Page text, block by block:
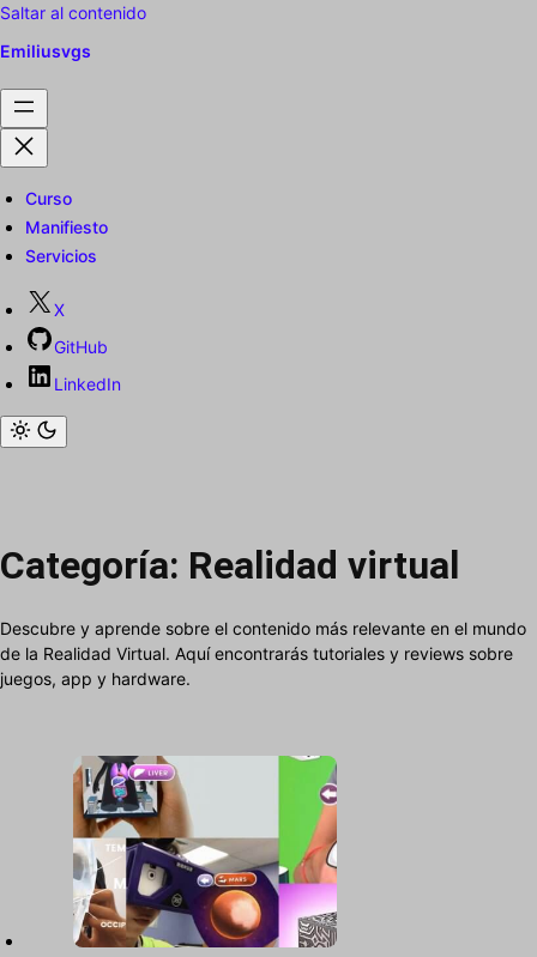
Saltar al contenido
Emiliusvgs
Curso
Manifiesto
Servicios
X
GitHub
LinkedIn
Categoría: Realidad virtual
Descubre y aprende sobre el contenido más relevante en el mundo
de la Realidad Virtual. Aquí encontrarás tutoriales y reviews sobre
juegos, app y hardware.